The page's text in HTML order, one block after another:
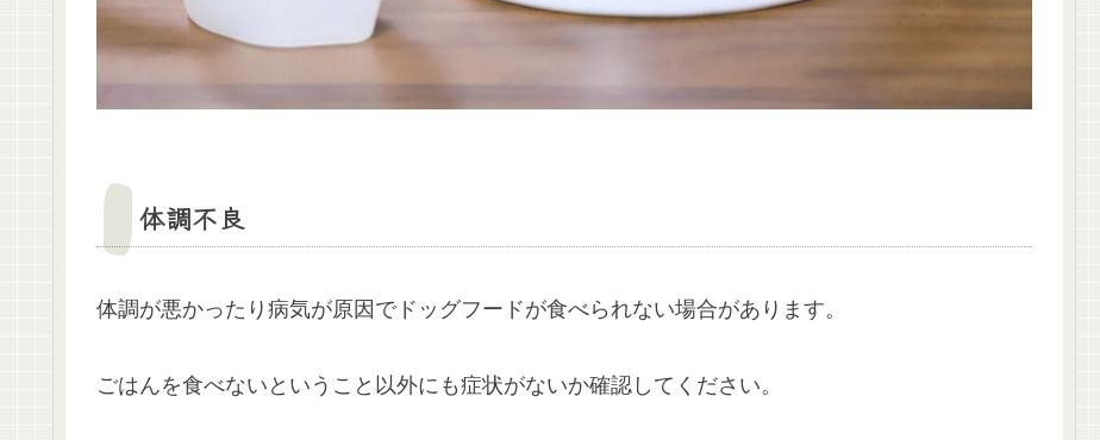
体調不良
体調が悪かったり病気が原因でドッグフードが食べられない場合があります。
ごはんを食べないということ以外にも症状がないか確認してください。